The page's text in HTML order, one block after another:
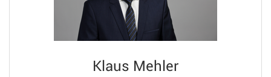
Klaus Mehler